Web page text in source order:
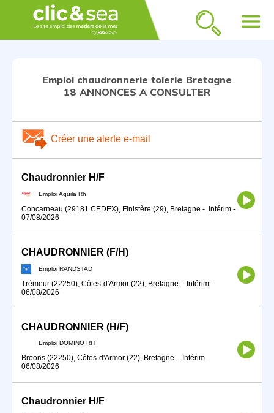
menu
Emploi chaudronnerie tolerie Bretagne
18 ANNONCES A CONSULTER
Créer une alerte e-mail
Chaudronnier H/F
Emploi Aquila Rh
Concarneau (29181 CEDEX), Finistère (29), Bretagne - Intérim -
07/08/2026
CHAUDRONNIER (F/H)
Emploi RANDSTAD
Trémeur (22250), Côtes-d'Armor (22), Bretagne - Intérim -
06/08/2026
CHAUDRONNIER (H/F)
Emploi DOMINO RH
Broons (22250), Côtes-d'Armor (22), Bretagne - Intérim -
06/08/2026
Chaudronnier H/F